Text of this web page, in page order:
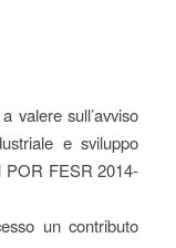
valere sull’avviso
e sviluppo
POR FESR 2014-
un contributo